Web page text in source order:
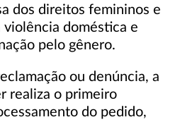
dos direitos femininos e
doméstica e
pelo gênero.
ou denúncia, a
realiza o primeiro
do pedido,